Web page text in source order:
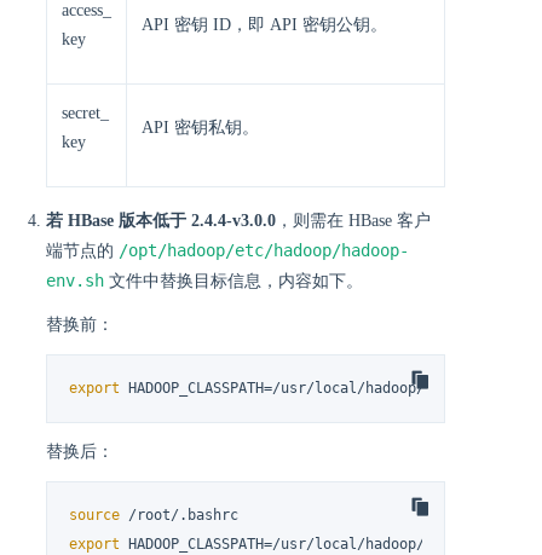
access_
key
API 密钥 ID，即 API 密钥公钥。
secret_
key
API 密钥私钥。
若 HBase 版本低于 2.4.4-v3.0.0 ，则需在 HBase 客户
端节点的 /opt/hadoop/etc/hadoop/hadoop-
env.sh 文件中替换目标信息，内容如下。
替换前：
export HADOOP_CLASSPATH=/usr/local/hadoop/share/
替换后：
source
export HADOOP_CLASSPATH=/usr/local/hadoop/share/